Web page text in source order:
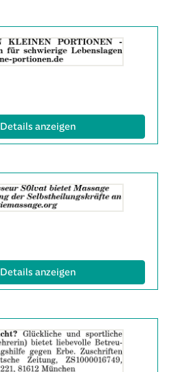
der
Anzeige
Details anzeigen(ID: 2063137)
der
Anzeige
Details anzeigen(ID: 2063499)
der
Anzeige
2063599